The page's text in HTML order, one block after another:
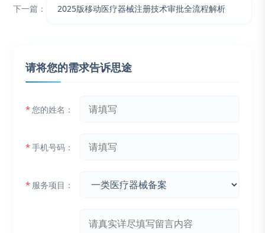
下一篇： 2025版移动医疗器械注册技术审批全流程解析
请将您的需求告诉思途
*您的姓名：
*手机号码：
* 服务项目：